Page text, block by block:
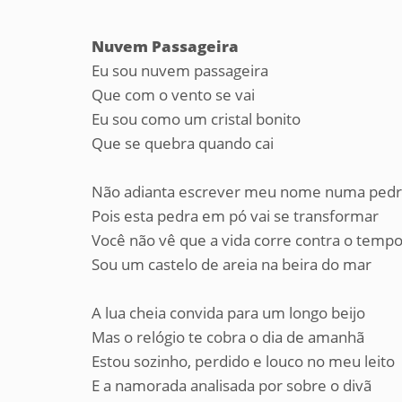
Nuvem Passageira
Eu sou nuvem passageira
Que com o vento se vai
Eu sou como um cristal bonito
Que se quebra quando cai
Não adianta escrever meu nome numa
Pois esta pedra em pó vai se transformar
Você não vê que a vida corre contra o tempo
Sou um castelo de areia na beira do mar
A lua cheia convida para um longo beijo
Mas o relógio te cobra o dia de amanhã
Estou sozinho, perdido e louco no meu leito
E a namorada analisada por sobre o divã